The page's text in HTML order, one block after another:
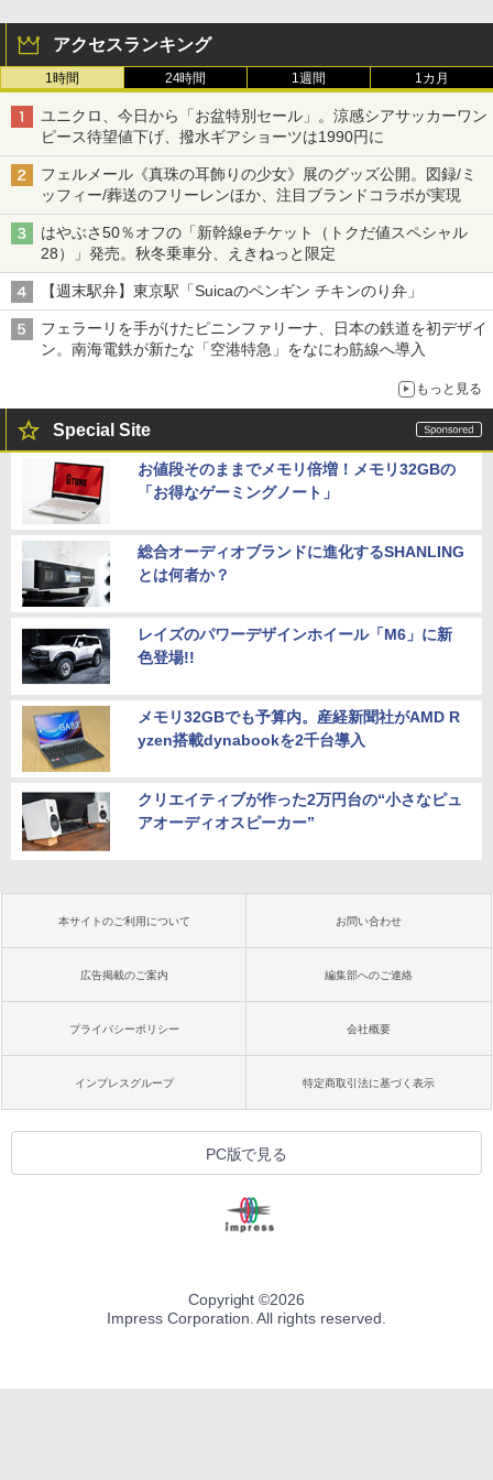
アクセスランキング
1時間 24時間 1週間 1カ月
ユニクロ、今日から「お盆特別セール」。涼感シアサッカーワン
ピース待望値下げ、撥水ギアショーツは1990円に
フェルメール《真珠の耳飾りの少女》展のグッズ公開。図録/ミ
ッフィー/葬送のフリーレンほか、注目ブランドコラボが実現
はやぶさ50％オフの「新幹線eチケット（トクだ値スペシャル
28）」発売。秋冬乗車分、えきねっと限定
【週末駅弁】東京駅「Suicaのペンギン チキンのり弁」
フェラーリを手がけたピニンファリーナ、日本の鉄道を初デザイ
ン。南海電鉄が新たな「空港特急」をなにわ筋線へ導入
もっと見る
Special Site
お値段そのままでメモリ倍増！メモリ32GBの
「お得なゲーミングノート」
総合オーディオブランドに進化するSHANLING
とは何者か？
レイズのパワーデザインホイール「M6」に新
色登場!!
メモリ32GBでも予算内。産経新聞社がAMD R
yzen搭載dynabookを2千台導入
クリエイティブが作った2万円台の“小さなピュ
アオーディオスピーカー”
本サイトのご利用について お問い合わせ
広告掲載のご案内 編集部へのご連絡
プライバシーポリシー 会社概要
インプレスグループ 特定商取引法に基づく表示
PC版で見る
Copyright ©2026
Impress Corporation. All rights reserved.